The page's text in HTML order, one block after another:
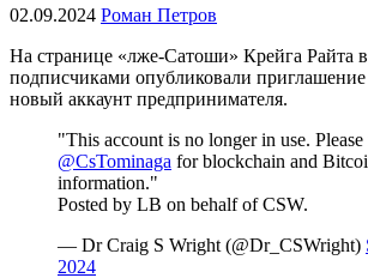
02.09.2024 Роман Петров
На странице «лже-Сатоши» Крейга Райта
подписчиками опубликовали приглашение
новый аккаунт предпринимателя.
"This account is no longer in use.
@CsTominaga for blockchain and
information."
Posted by LB on behalf of CSW.
— Dr Craig S Wright (@Dr_CSWright)
2024